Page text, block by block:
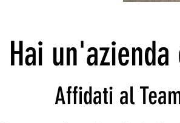
Hai
Affidati al